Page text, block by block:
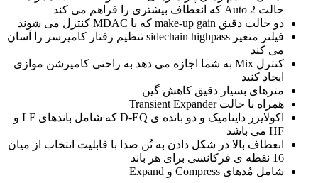
حالت Auto 2 که انعطاف بیشتری را فراهم می کند
دو حالت دقیق make-up gain که با MDAC کنترل می شوند
فیلتر متغیر sidechain highpass تنظیم رفتار کامپرسر را آسان
می کند
کنترل Mix به شما اجازه می دهد به راحتی کامپرشن موازی
ایجاد کنید
مترهای بسیار دقیق کاهش گین
همراه با حالت Transient Expander
اکولایزر داینامیک و دو بانده ی D-EQ که شامل باندهای LF و
HF می باشد
انعطاف بالا در شکل دادن به تُن صدا با قابلیت انتخاب از میان
16 نقطه ی فرکانسی برای هر باند
شامل مُدهای Compress و Expand